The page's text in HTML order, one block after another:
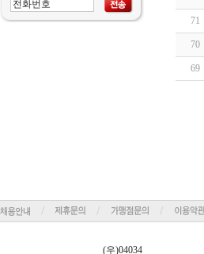
71
70
69
(우)04034